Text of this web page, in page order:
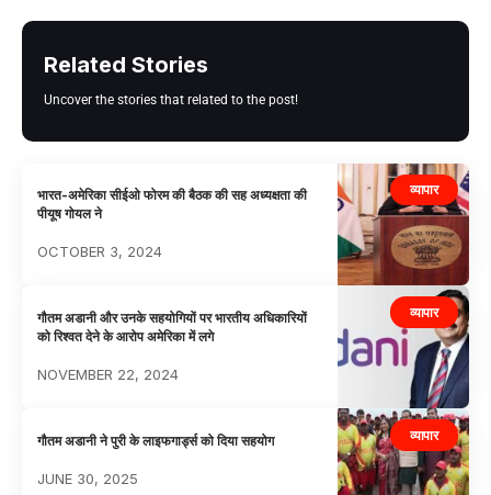
Related Stories
Uncover the stories that related to the post!
व्यापार
भारत-अमेरिका सीईओ फोरम की बैठक की सह अध्यक्षता की
पीयूष गोयल ने
OCTOBER 3, 2024
व्यापार
गौतम अडानी और उनके सहयोगियों पर भारतीय अधिकारियों
को रिश्वत देने के आरोप अमेरिका में लगे
NOVEMBER 22, 2024
व्यापार
गौतम अडानी ने पुरी के लाइफगार्ड्स को दिया सहयोग
JUNE 30, 2025